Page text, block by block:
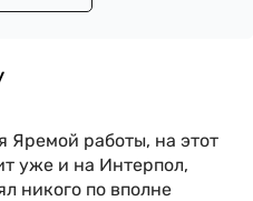
Яремой работы, на этот
уже и на Интерпол,
никого по вполне